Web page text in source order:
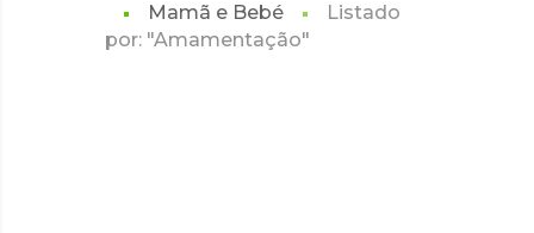
Mamã e Bebé
Listado
por: "Amamentação"